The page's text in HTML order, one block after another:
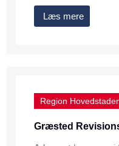
Læs mere
Region
Græsted